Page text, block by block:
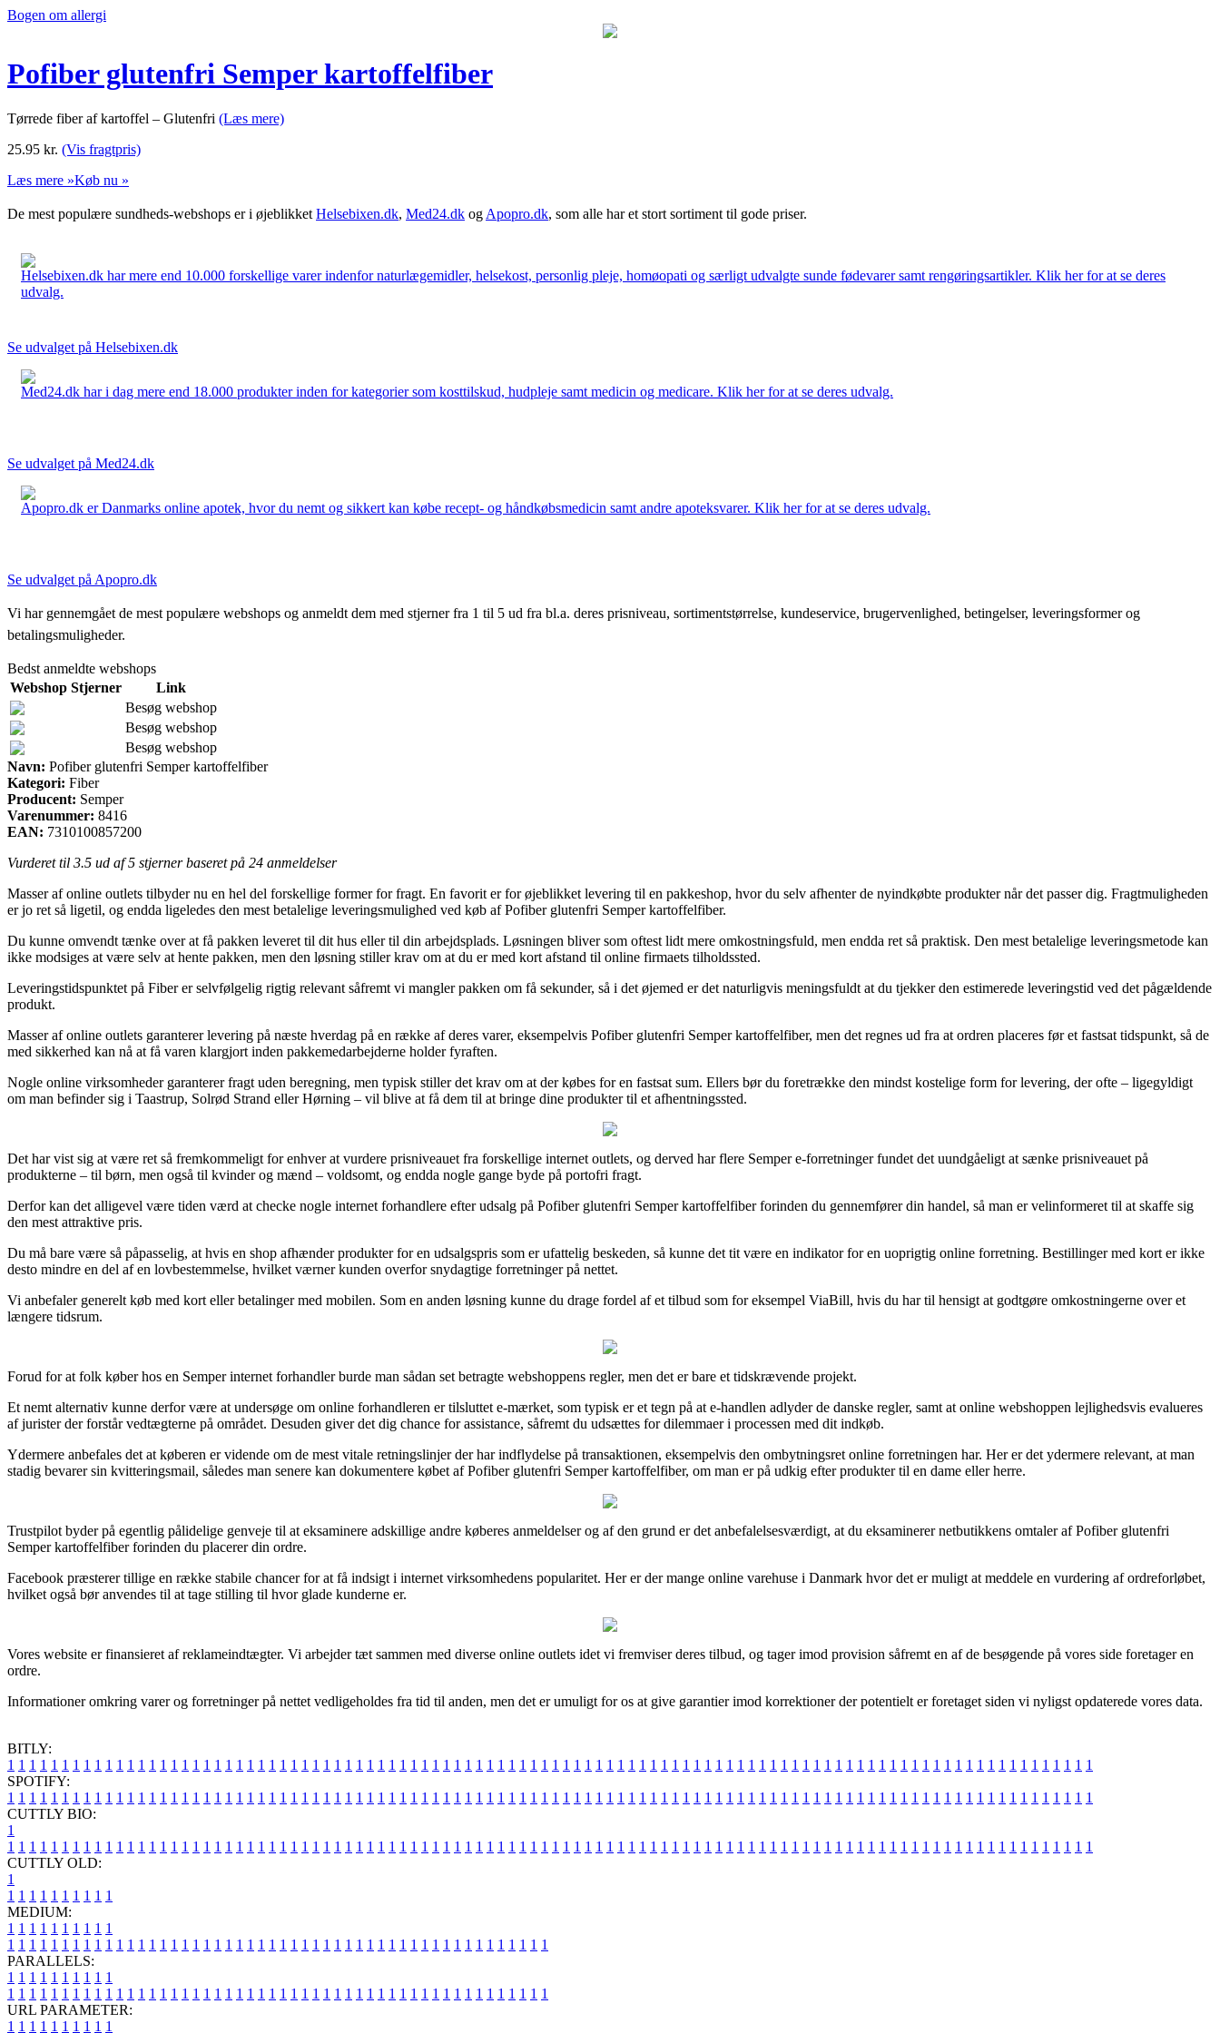
Bogen om allergi
Pofiber glutenfri Semper kartoffelfiber
Tørrede fiber af kartoffel – Glutenfri (Læs mere)
25.95 kr. (Vis fragtpris)
Læs mere »Køb nu »
De mest populære sundheds-webshops er i øjeblikket Helsebixen.dk, Med24.dk og Apopro.dk, som alle har et stort sortiment til gode priser.
Helsebixen.dk har mere end 10.000 forskellige varer indenfor naturlægemidler, helsekost, personlig pleje, homøopati og særligt udvalgte sunde fødevarer samt rengøringsartikler. Klik her for at se deres
udvalg.
Se udvalget på Helsebixen.dk
Med24.dk har i dag mere end 18.000 produkter inden for kategorier som kosttilskud, hudpleje samt medicin og medicare. Klik her for at se deres udvalg.
Se udvalget på Med24.dk
Apopro.dk er Danmarks online apotek, hvor du nemt og sikkert kan købe recept- og håndkøbsmedicin samt andre apoteksvarer. Klik her for at se deres udvalg.
Se udvalget på Apopro.dk
Vi har gennemgået de mest populære webshops og anmeldt dem med stjerner fra 1 til 5 ud fra bl.a. deres prisniveau, sortimentstørrelse, kundeservice, brugervenlighed, betingelser, leveringsformer og
betalingsmuligheder.
Bedst anmeldte webshops
Webshop Stjerner
Link
Besøg webshop
Besøg webshop
Besøg webshop
Navn: Pofiber glutenfri Semper kartoffelfiber
Kategori: Fiber
Producent: Semper
Varenummer: 8416
EAN: 7310100857200
Vurderet til 3.5 ud af 5 stjerner baseret på 24 anmeldelser
Masser af online outlets tilbyder nu en hel del forskellige former for fragt. En favorit er for øjeblikket levering til en pakkeshop, hvor du selv afhenter de nyindkøbte produkter når det passer dig. Fragtmuligheden
er jo ret så ligetil, og endda ligeledes den mest betalelige leveringsmulighed ved køb af Pofiber glutenfri Semper kartoffelfiber.
Du kunne omvendt tænke over at få pakken leveret til dit hus eller til din arbejdsplads. Løsningen bliver som oftest lidt mere omkostningsfuld, men endda ret så praktisk. Den mest betalelige leveringsmetode kan
ikke modsiges at være selv at hente pakken, men den løsning stiller krav om at du er med kort afstand til online firmaets tilholdssted.
Leveringstidspunktet på Fiber er selvfølgelig rigtig relevant såfremt vi mangler pakken om få sekunder, så i det øjemed er det naturligvis meningsfuldt at du tjekker den estimerede leveringstid ved det pågældende
produkt.
Masser af online outlets garanterer levering på næste hverdag på en række af deres varer, eksempelvis Pofiber glutenfri Semper kartoffelfiber, men det regnes ud fra at ordren placeres før et fastsat tidspunkt, så de
med sikkerhed kan nå at få varen klargjort inden pakkemedarbejderne holder fyraften.
Nogle online virksomheder garanterer fragt uden beregning, men typisk stiller det krav om at der købes for en fastsat sum. Ellers bør du foretrække den mindst kostelige form for levering, der ofte – ligegyldigt
om man befinder sig i Taastrup, Solrød Strand eller Hørning – vil blive at få dem til at bringe dine produkter til et afhentningssted.
Det har vist sig at være ret så fremkommeligt for enhver at vurdere prisniveauet fra forskellige internet outlets, og derved har flere Semper e-forretninger fundet det uundgåeligt at sænke prisniveauet på
produkterne – til børn, men også til kvinder og mænd – voldsomt, og endda nogle gange byde på portofri fragt.
Derfor kan det alligevel være tiden værd at checke nogle internet forhandlere efter udsalg på Pofiber glutenfri Semper kartoffelfiber forinden du gennemfører din handel, så man er velinformeret til at skaffe sig
den mest attraktive pris.
Du må bare være så påpasselig, at hvis en shop afhænder produkter for en udsalgspris som er ufattelig beskeden, så kunne det tit være en indikator for en uoprigtig online forretning. Bestillinger med kort er ikke
desto mindre en del af en lovbestemmelse, hvilket værner kunden overfor snydagtige forretninger på nettet.
Vi anbefaler generelt køb med kort eller betalinger med mobilen. Som en anden løsning kunne du drage fordel af et tilbud som for eksempel ViaBill, hvis du har til hensigt at godtgøre omkostningerne over et
længere tidsrum.
Forud for at folk køber hos en Semper internet forhandler burde man sådan set betragte webshoppens regler, men det er bare et tidskrævende projekt.
Et nemt alternativ kunne derfor være at undersøge om online forhandleren er tilsluttet e-mærket, som typisk er et tegn på at e-handlen adlyder de danske regler, samt at online webshoppen lejlighedsvis evalueres
af jurister der forstår vedtægterne på området. Desuden giver det dig chance for assistance, såfremt du udsættes for dilemmaer i processen med dit indkøb.
Ydermere anbefales det at køberen er vidende om de mest vitale retningslinjer der har indflydelse på transaktionen, eksempelvis den ombytningsret online forretningen har. Her er det ydermere relevant, at man
stadig bevarer sin kvitteringsmail, således man senere kan dokumentere købet af Pofiber glutenfri Semper kartoffelfiber, om man er på udkig efter produkter til en dame eller herre.
Trustpilot byder på egentlig pålidelige genveje til at eksaminere adskillige andre køberes anmeldelser og af den grund er det anbefalelsesværdigt, at du eksaminerer netbutikkens omtaler af Pofiber glutenfri
Semper kartoffelfiber forinden du placerer din ordre.
Facebook præsterer tillige en række stabile chancer for at få indsigt i internet virksomhedens popularitet. Her er der mange online varehuse i Danmark hvor det er muligt at meddele en vurdering af ordreforløbet,
hvilket også bør anvendes til at tage stilling til hvor glade kunderne er.
Vores website er finansieret af reklameindtægter. Vi arbejder tæt sammen med diverse online outlets idet vi fremviser deres tilbud, og tager imod provision såfremt en af de besøgende på vores side foretager en
ordre.
Informationer omkring varer og forretninger på nettet vedligeholdes fra tid til anden, men det er umuligt for os at give garantier imod korrektioner der potentielt er foretaget siden vi nyligst opdaterede vores data.
BITLY:
1 1 1 1 1 1 1 1 1 1 1 1 1 1 1 1 1 1 1 1 1 1 1 1 1 1 1 1 1 1 1 1 1 1 1 1 1 1 1 1 1 1 1 1 1 1 1 1 1 1 1 1 1 1 1 1 1 1 1 1 1 1 1 1 1 1 1 1 1 1 1 1 1 1 1 1 1 1 1 1 1 1 1 1 1 1 1 1 1 1 1 1 1 1 1 1 1 1 1 1
SPOTIFY:
1 1 1 1 1 1 1 1 1 1 1 1 1 1 1 1 1 1 1 1 1 1 1 1 1 1 1 1 1 1 1 1 1 1 1 1 1 1 1 1 1 1 1 1 1 1 1 1 1 1 1 1 1 1 1 1 1 1 1 1 1 1 1 1 1 1 1 1 1 1 1 1 1 1 1 1 1 1 1 1 1 1 1 1 1 1 1 1 1 1 1 1 1 1 1 1 1 1 1 1
CUTTLY BIO:
1
1 1 1 1 1 1 1 1 1 1 1 1 1 1 1 1 1 1 1 1 1 1 1 1 1 1 1 1 1 1 1 1 1 1 1 1 1 1 1 1 1 1 1 1 1 1 1 1 1 1 1 1 1 1 1 1 1 1 1 1 1 1 1 1 1 1 1 1 1 1 1 1 1 1 1 1 1 1 1 1 1 1 1 1 1 1 1 1 1 1 1 1 1 1 1 1 1 1 1 1
CUTTLY OLD:
1
1 1 1 1 1 1 1 1 1 1
MEDIUM:
1 1 1 1 1 1 1 1 1 1
1 1 1 1 1 1 1 1 1 1 1 1 1 1 1 1 1 1 1 1 1 1 1 1 1 1 1 1 1 1 1 1 1 1 1 1 1 1 1 1 1 1 1 1 1 1 1 1 1 1
PARALLELS:
1 1 1 1 1 1 1 1 1 1
1 1 1 1 1 1 1 1 1 1 1 1 1 1 1 1 1 1 1 1 1 1 1 1 1 1 1 1 1 1 1 1 1 1 1 1 1 1 1 1 1 1 1 1 1 1 1 1 1 1
URL PARAMETER:
1 1 1 1 1 1 1 1 1 1